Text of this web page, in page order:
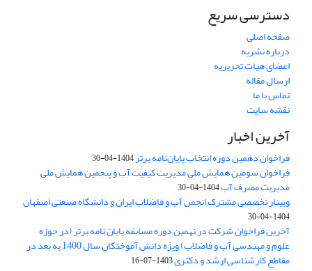
دسترسی سریع
صفحه اصلی
درباره نشریه
اعضای هیات تحریریه
ارسال مقاله
تماس با ما
نقشه سایت
آخرین اخبار
فراخوان دهمین دوره انتخاب پایان‌نامه برتر1404-04-30
فراخوان سومین همایش ملی مدیریت کیفیت آب و پنجمین همایش ملی
مدیریت مصرف آب1404-04-30
وبینار تخصصی مشترک انجمن آب و فاضلاب ایران و دانشگاه صنعتی اصفهان
1404-04-30
آخرین فراخوان شرکت در نهمین دوره مسابقه پایان نامه برتر (در حوزه
علوم و مهندسی آب و فاضلاب) ویژه دانش آموختگان سال 1400 به بعد در
مقاطع کارشناسی ارشد و دکتری1403-07-16